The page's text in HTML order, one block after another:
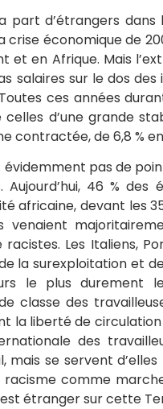
part d’étrangers
crise économique de
et en Afrique. Mais
sur le dos des
ces années
d’une grande
de 6,8 % en
pas de
46 %
africaine, devant les
venaient
Les Italiens,
la surexploitation et
le plus durement
classe des
la liberté de
des
se servent
comme
étranger sur cette